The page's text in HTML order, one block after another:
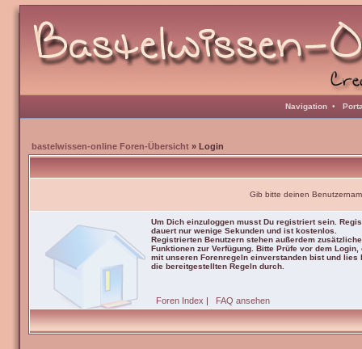
Navigation •
bastelwissen-online Foren-Übersicht » Login
Gib bitte deinen
Um Dich einzuloggen musst Du registriert sein.
dauert nur wenige Sekunden und ist kostenlos.
Registrierten Benutzern stehen außerdem zusätzliche
Funktionen zur Verfügung. Bitte Prüfe vor dem Login,
mit unseren Forenregeln einverstanden bist und lies
die bereitgestellten Regeln durch.
Foren Index | FAQ ansehen